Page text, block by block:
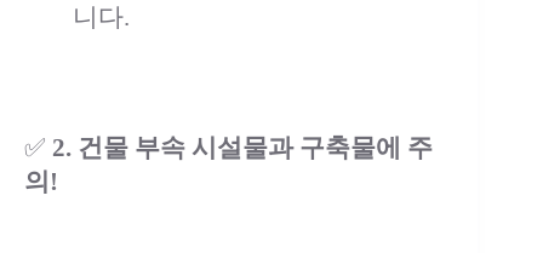
니다.
✅ 2. 건물 부속 시설물과 구축물에 주
의!